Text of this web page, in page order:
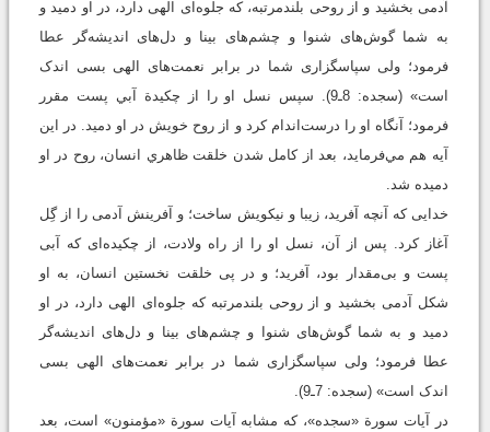
آدمى بخشيد و از روحى بلندمرتبه، که جلوه‌اى الهى دارد، در او دميد و
به شما گوش‌هاى شنوا و چشم‌هاى بينا و دل‌هاى انديشه‌گر عطا
فرمود؛ ولى سپاسگزارى شما در برابر نعمت‌هاى الهى بسى اندک
است» (سجده: 8ـ9). سپس نسل او را از چکيدة آبي پست مقرر
فرمود؛ آنگاه او را درست‌اندام کرد و از روح خويش در او دميد. در اين
آيه هم مي‌فرمايد، بعد از کامل شدن خلقت ظاهري انسان، روح در او
دميده شد.
خدايى که آنچه آفريد، زيبا و نيکويش ساخت؛ و آفرينش آدمى را از گِل
آغاز کرد. پس از آن، نسل او را از راه ولادت، از چکيده‌اى که آبى
پست و بى‌مقدار بود، آفريد؛ و در پى خلقت نخستين انسان، به او
شکل آدمى بخشيد و از روحى بلندمرتبه که جلوه‌اى الهى دارد، در او
دميد و به شما گوش‌هاى شنوا و چشم‌هاى بينا و دل‌هاى انديشه‌گر
عطا فرمود؛ ولى سپاسگزارى شما در برابر نعمت‌هاى الهى بسى
اندک است» (سجده: 7ـ9).
در آيات سورة «سجده»، که مشابه آيات سورة «مؤمنون» است، بعد